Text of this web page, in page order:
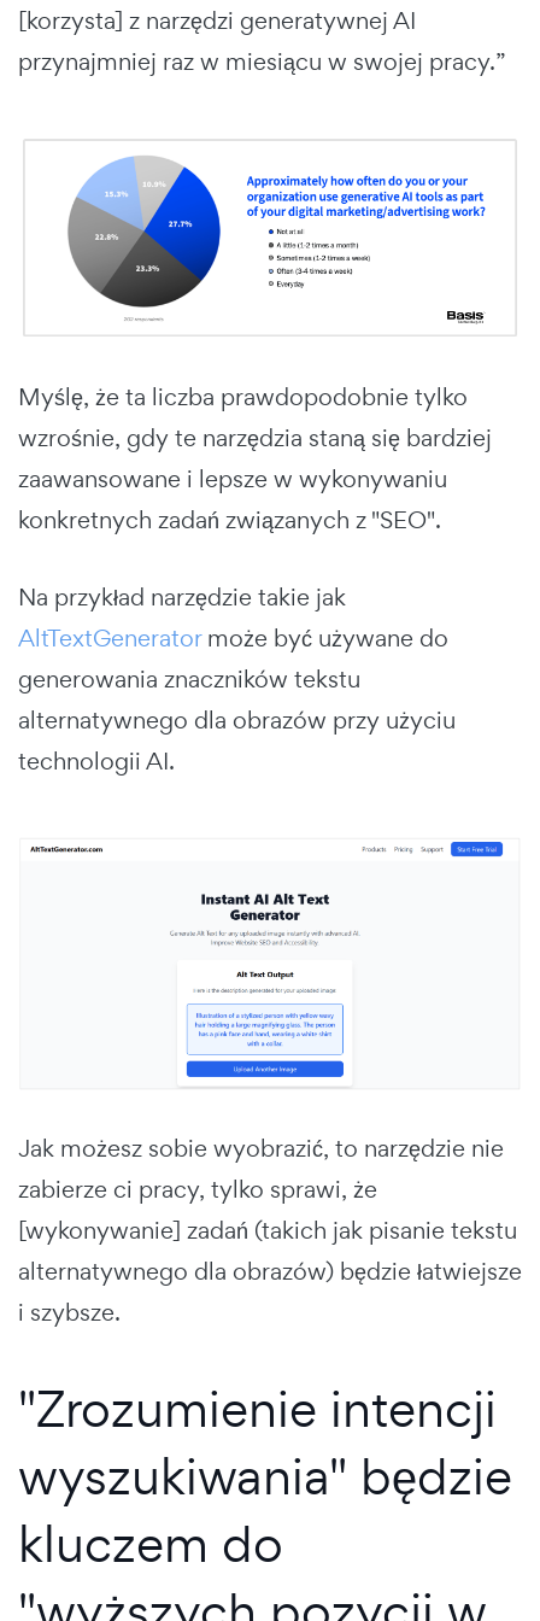
[korzysta] z narzędzi generatywnej AI
przynajmniej raz w miesiącu w swojej pracy.”
Myślę, że ta liczba prawdopodobnie tylko
wzrośnie, gdy te narzędzia staną się bardziej
zaawansowane i lepsze w wykonywaniu
konkretnych zadań związanych z "SEO".
Na przykład narzędzie takie jak
AltTextGeneratormoże być używane do
generowania znaczników tekstu
alternatywnego dla obrazów przy użyciu
technologii AI.
Jak możesz sobie wyobrazić, to narzędzie nie
zabierze ci pracy, tylko sprawi, że
[wykonywanie] zadań (takich jak pisanie tekstu
alternatywnego dla obrazów) będzie łatwiejsze
i szybsze.
"Zrozumienie intencji
wyszukiwania" będzie
kluczem do